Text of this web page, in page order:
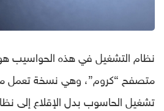
نظام التشغيل في هذه الحواسيب
متصفح “كروم”، وهي نسخة تعمل
تشغيل الحاسوب بدل الإقلاع إلى